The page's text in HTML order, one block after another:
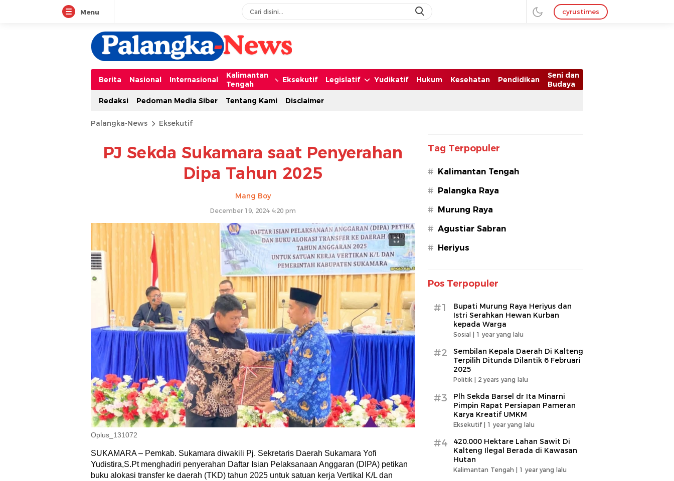
Menu cyrustimes
Berita Nasional Internasional
Kalimantan
Tengah
Eksekutif Legislatif Yudikatif Hukum Kesehatan Pendidikan
Seni dan
Budaya
Redaksi
Pedoman Media Siber Tentang Kami Disclaimer
Palangka-News Eksekutif
PJ Sekda Sukamara saat Penyerahan
Dipa Tahun 2025
Mang Boy
December 19, 2024 4:20 pm
Oplus_131072
SUKAMARA – Pemkab. Sukamara diwakili Pj. Sekretaris Daerah Sukamara Yofi
Yudistira,S.Pt menghadiri penyerahan Daftar Isian Pelaksanaan Anggaran (DIPA) petikan
buku alokasi transfer ke daerah (TKD) tahun 2025 untuk satuan kerja Vertikal K/L dan
Tag Terpopuler
# Kalimantan Tengah
# Palangka Raya
# Murung Raya
# Agustiar Sabran
# Heriyus
Pos Terpopuler
#1
Bupati Murung Raya Heriyus dan
Istri Serahkan Hewan Kurban
kepada Warga
Sosial | 1 year yang lalu
#2
Sembilan Kepala Daerah Di Kalteng
Terpilih Ditunda Dilantik 6 Februari
2025
Politik | 2 years yang lalu
#3
Plh Sekda Barsel dr Ita Minarni
Pimpin Rapat Persiapan Pameran
Karya Kreatif UMKM
Eksekutif | 1 year yang lalu
#4
420.000 Hektare Lahan Sawit Di
Kalteng Ilegal Berada di Kawasan
Hutan
Kalimantan Tengah | 1 year yang lalu